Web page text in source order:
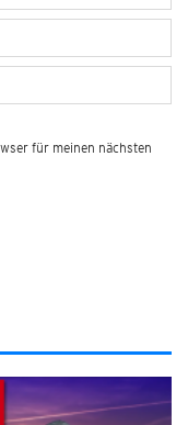
für meinen nächsten